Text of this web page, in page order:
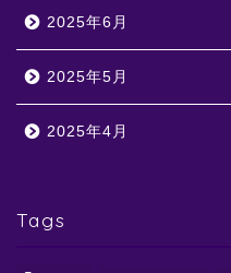
2025年6月
2025年5月
2025年4月
Tags